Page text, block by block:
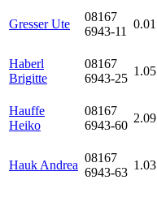
Gresser Ute
08167
6943-11
0.01
Haberl
Brigitte
08167
6943-25
1.05
Hauffe
Heiko
08167
6943-60
2.09
Hauk Andrea
08167
6943-63
1.03